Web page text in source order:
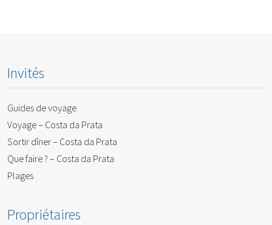
Invités
Guides de voyage
Voyage – Costa da Prata
Sortir dîner – Costa da Prata
Que faire ? – Costa da Prata
Plages
Propriétaires